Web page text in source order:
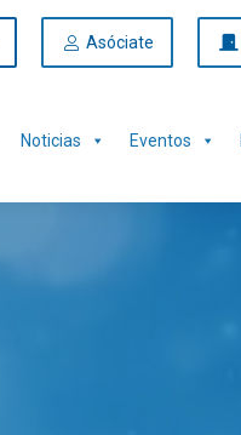
Asóciate
Noticias Eventos